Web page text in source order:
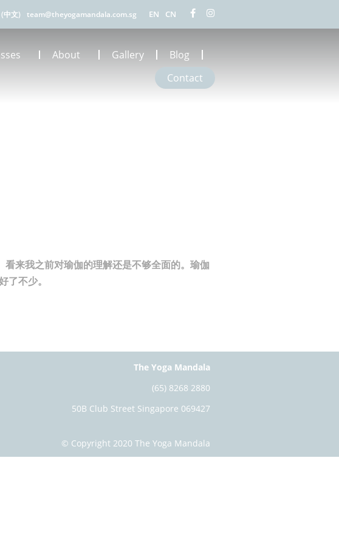
中文) team@theyogamandala.com.sg EN CN
About Gallery
Blog
Contact
来我之前对瑜伽的理解还是不够全面的。瑜伽
不少。
The Yoga Mandala
(65) 8268 2880
50B Club Street Singapore 069427
© Copyright 2020 The Yoga Mandala